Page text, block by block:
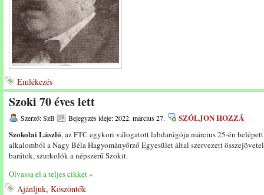
Emlékezés
Szoki 70 éves lett
Szerző: SzB Bejegyzés ideje: 2022. március 27.
SZÓLJON HOZZÁ
Szokolai László, az FTC egykori válogatott labdarúgója március 25-én
alkalomból a Nagy Béla Hagyományőrző Egyesület által szervezett
barátok, szurkolók a népszerű Szokit.
Olvassa el a teljes cikket »
Ajánljuk, Köszöntők